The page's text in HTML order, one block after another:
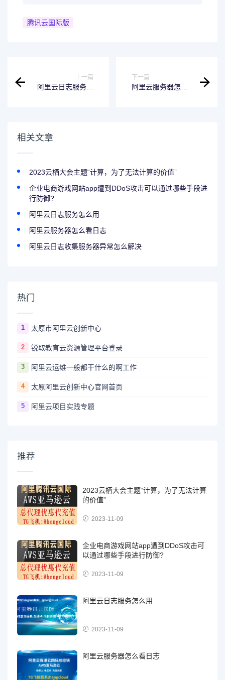
腾讯云国际版
上一篇
阿里云日志服务错
下一篇
阿里云服务器怎么
相关文章
2023云栖大会主题“计算，为了无法计算的价值”
企业电商游戏网站app遭到DDoS攻击可以通过哪些手段进
行防御?
阿里云日志服务怎么用
阿里云服务器怎么看日志
阿里云日志收集服务器异常怎么解决
热门
1 太原市阿里云创新中心
2 锐取教育云资源管理平台登录
3 阿里云运维一般都干什么的啊工作
4 太原阿里云创新中心官网首页
5 阿里云项目实践专题
推荐
2023云栖大会主题“计算，为了无法计算
的价值”
2023-11-09
企业电商游戏网站app遭到DDoS攻击可
以通过哪些手段进行防御?
2023-11-09
阿里云日志服务怎么用
2023-11-09
阿里云服务器怎么看日志